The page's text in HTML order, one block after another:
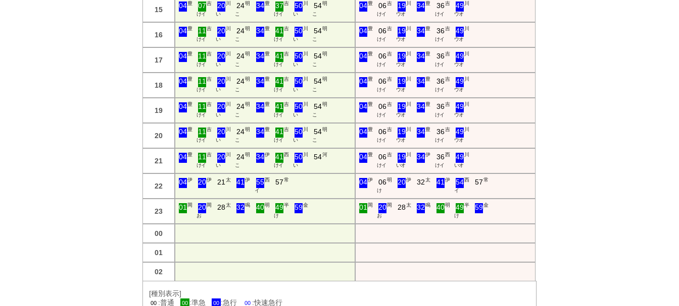
15 04豊 07吉
け イ
20川
い
24明
こ
34 豊 37吉
け イ
50川
い
54明
こ
04豊 06吉
け イ
19川
ウ オ
34豊 36吉
け イ
49 川
ウ オ
16 04豊 11吉
け イ
20川
い
24明
こ
34 豊 41吉
け イ
50川
い
54明
こ
04豊 06吉
け イ
19川
ウ オ
34豊 36吉
け イ
49 川
ウ オ
17 04豊 11吉
け イ
20川
い
24明
こ
34 豊 41吉
け イ
50川
い
54明
こ
04豊 06吉
け イ
19川
ウ オ
34豊 36吉
け イ
49 川
ウ オ
18 04豊 11吉
け イ
20川
い
24明
こ
34 豊 41吉
け イ
50川
い
54明
こ
04豊 06吉
け イ
19川
ウ オ
34豊 36吉
け イ
49 川
ウ オ
19 04豊 11吉
け イ
20川
い
24明
こ
34 豊 41吉
け イ
50川
い
54明
こ
04豊 06吉
け イ
19川
ウ オ
34豊 36吉
け イ
49 川
ウ オ
20 04豊 11吉
け イ
20川
い
24明
こ
34 豊 41吉
け イ
50川
い
54明
こ
04豊 06吉
け イ
19川
ウ オ
34豊 36吉
け イ
49 川
ウ オ
21 04豊 11吉
け イ
20川
い
24明
こ
34伊 41西
け イ
50川
い
54河 04豊 06吉
け イ
19川
い オ
34伊 36西
け イ
49 川
い オ
22 04伊 20伊 21太 41伊 55西
イ
57常 04伊 06明
け
20伊 32 太 41伊 54西
イ
57常
23 01岡 20岡
お
28太 32 鳴 40明 49半
け
59金 01岡 20岡
お
28太 32 鳴 40明 49半
け
59金
00
01
02
[種別表示]
00 :普通 00 :準急 00 :急行 00 :快速急行